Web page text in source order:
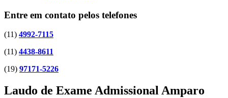
Entre em contato pelos telefones
(11) 4992-7115
(11) 4438-8611
(19) 97171-5226
Laudo de Exame Admissional Amparo